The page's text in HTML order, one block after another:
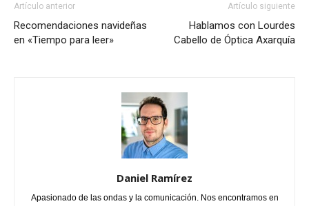
Artículo anterior
Recomendaciones navideñas
en «Tiempo para leer»
Artículo siguiente
Hablamos con Lourdes
Cabello de Óptica Axarquía
Daniel Ramírez
Apasionado de las ondas y la comunicación. Nos encontramos en